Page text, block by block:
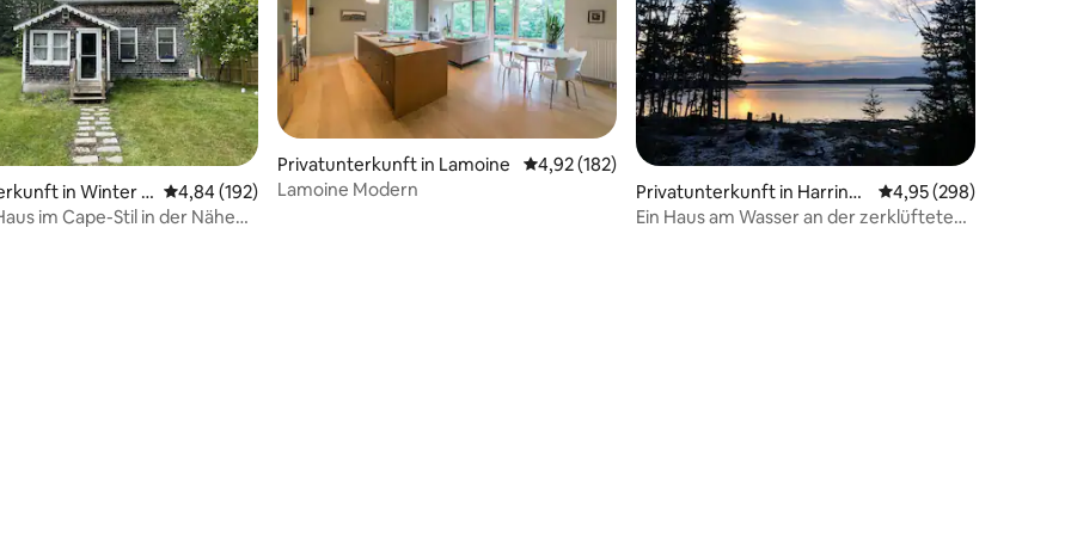
in Winter H Durchschnittliche Bewertung: 4,84 von 5, 192 Bewertungen
4,84 (192)
im Cape-Stil in der Nähe
Privatunterkunft in Lamoine Durchschnittliche Bewertung: 4,92 von 5, 182 Bewertungen
4,92 (182)
Lamoine Modern
Privatunterkunft in Harringt
on
Durchschnittliche
4,95 (298)
Ein Haus am Wasser an der zerklüfteten